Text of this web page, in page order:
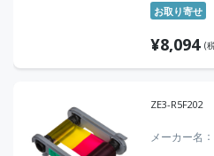
お取り寄せ
¥8,094 (
ZE3-R5F202
メーカー名